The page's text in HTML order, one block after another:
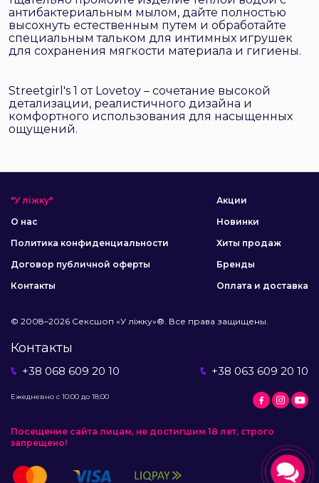
антибактериальным мылом, дайте полностью
высохнуть естественным путем и обработайте
специальным тальком для интимных игрушек
для сохранения мягкости материала и гигиены.
Streetgirl's 1 от Lovetoy – сочетание высокой
детализации, реалистичного дизайна и
комфортного использования для насыщенных
ощущений.
"У ліжку"
О нас
Политика конфиденциальности
Договор публичной оферты
Контакты
Акции
Новинки
Хиты продаж
Бренды
Оплата и доставка
© 2008–2026 Сексшоп «У ліжку»®. Все права защищены.
Контакты
+38 068 609 20 10 +38 063 609 20 10
Ежедневно с 10:00 до 18:00
Посещение сайта лицам, не достигшим 18 лет, строго
запрещено!